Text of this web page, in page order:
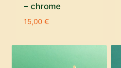
– chrome
15,00 €